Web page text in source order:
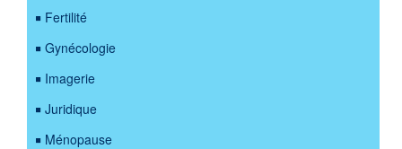
Fertilité
Gynécologie
Imagerie
Juridique
Ménopause